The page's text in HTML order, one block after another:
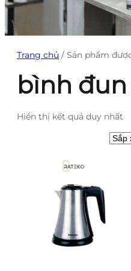
Trang chủ / Sản phẩm
bình
Hiển thị kết quả duy nhất